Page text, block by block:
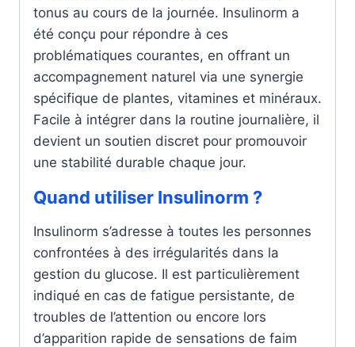
tonus au cours de la journée. Insulinorm a
été conçu pour répondre à ces
problématiques courantes, en offrant un
accompagnement naturel via une synergie
spécifique de plantes, vitamines et minéraux.
Facile à intégrer dans la routine journalière, il
devient un soutien discret pour promouvoir
une stabilité durable chaque jour.
Quand utiliser Insulinorm ?
Insulinorm s’adresse à toutes les personnes
confrontées à des irrégularités dans la
gestion du glucose. Il est particulièrement
indiqué en cas de fatigue persistante, de
troubles de l’attention ou encore lors
d’apparition rapide de sensations de faim